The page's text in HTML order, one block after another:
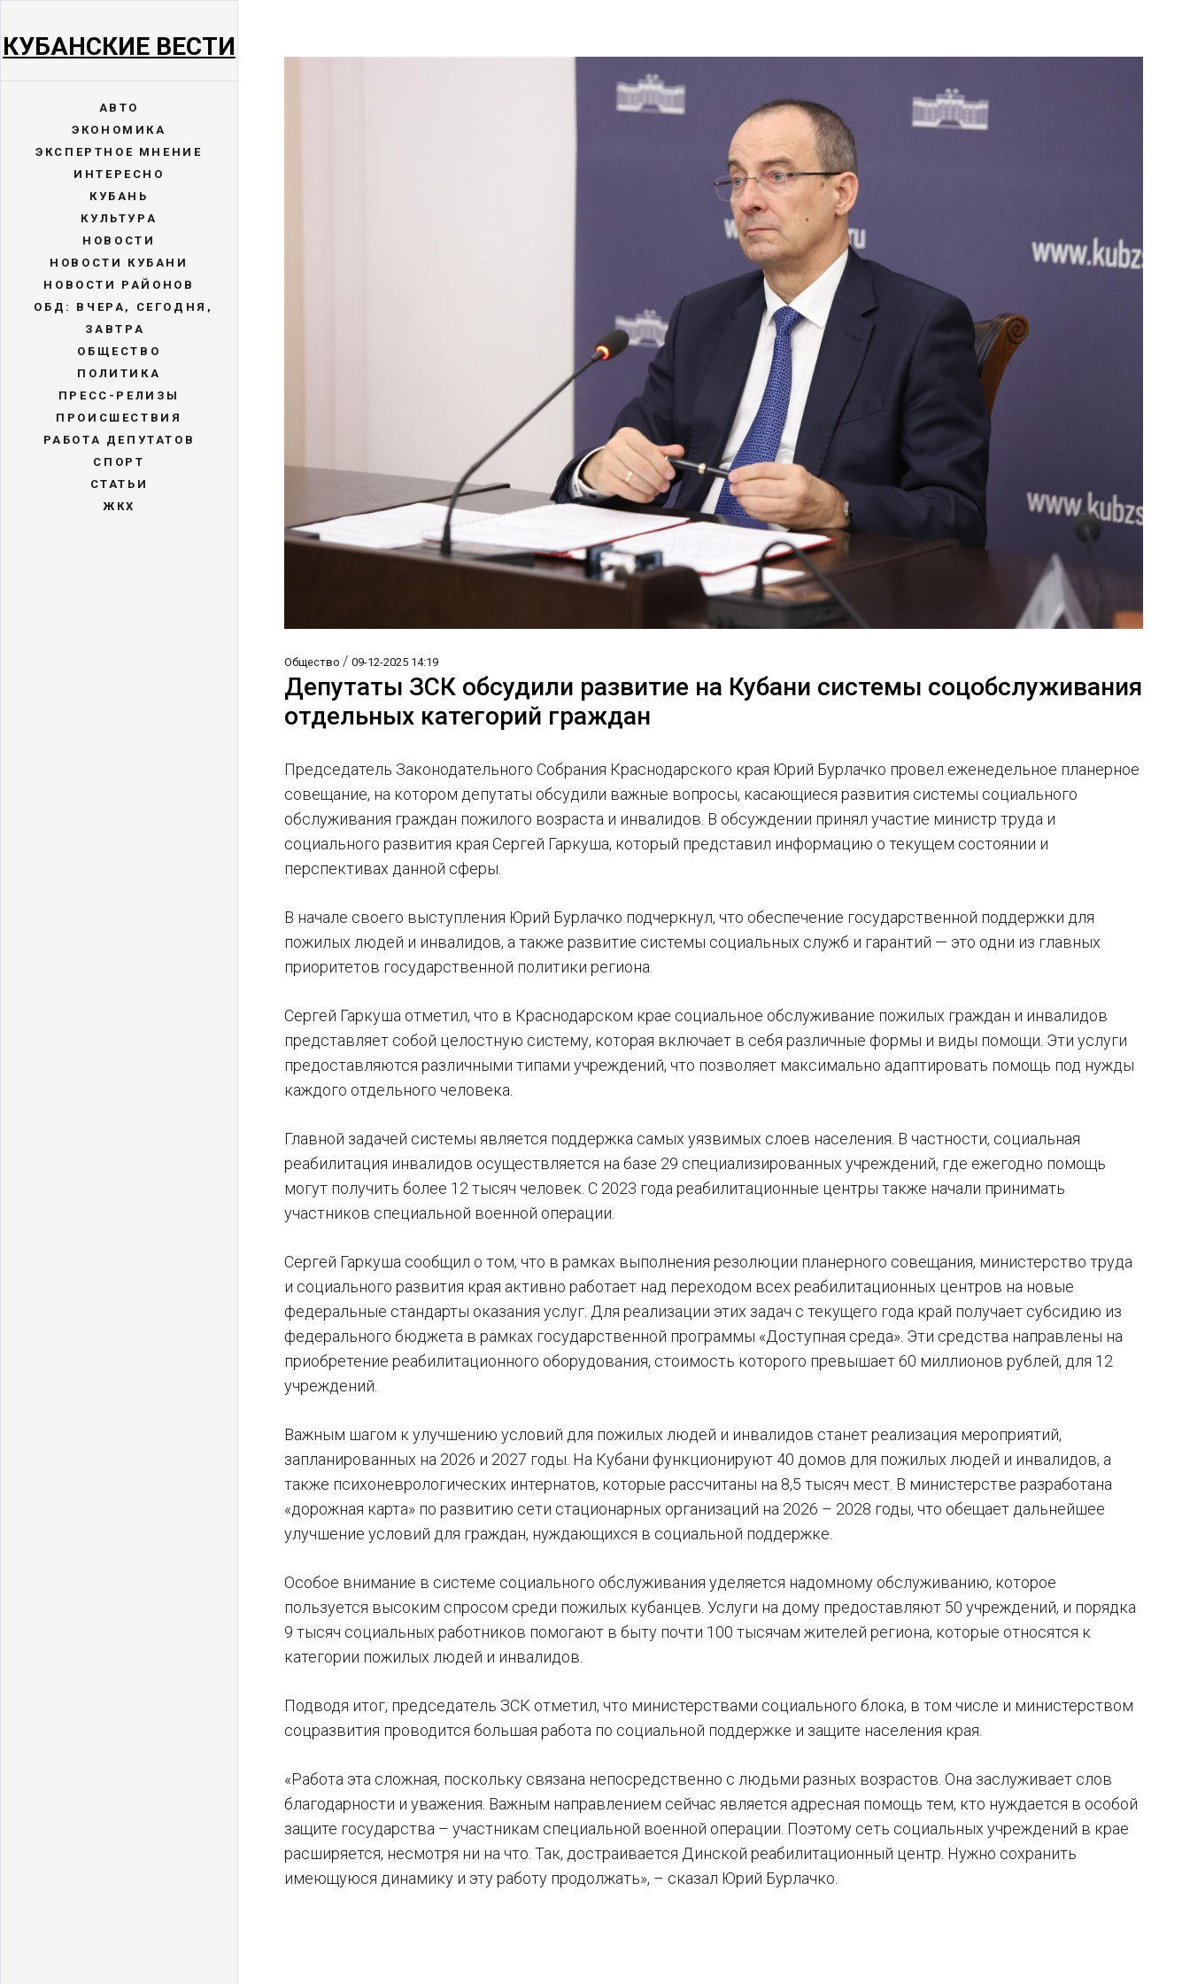
КУБАНСКИЕ ВЕСТИ
АВТО
ЭКОНОМИКА
ЭКСПЕРТНОЕ МНЕНИЕ
ИНТЕРЕСНО
КУБАНЬ
КУЛЬТУРА
НОВОСТИ
НОВОСТИ КУБАНИ
НОВОСТИ РАЙОНОВ
ОБД: ВЧЕРА, СЕГОДНЯ,
ЗАВТРА
ОБЩЕСТВО
ПОЛИТИКА
ПРЕСС-РЕЛИЗЫ
ПРОИСШЕСТВИЯ
РАБОТА ДЕПУТАТОВ
СПОРТ
СТАТЬИ
ЖКХ
Общество/09-12-2025 14:19
Депутаты ЗСК обсудили развитие на Кубани системы соцобслуживания
отдельных категорий граждан
Председатель Законодательного Собрания Краснодарского края Юрий Бурлачко провел еженедельное планерное
совещание, на котором депутаты обсудили важные вопросы, касающиеся развития системы социального
обслуживания граждан пожилого возраста и инвалидов. В обсуждении принял участие министр труда и
социального развития края Сергей Гаркуша, который представил информацию о текущем состоянии и
перспективах данной сферы.
В начале своего выступления Юрий Бурлачко подчеркнул, что обеспечение государственной поддержки для
пожилых людей и инвалидов, а также развитие системы социальных служб и гарантий — это одни из главных
приоритетов государственной политики региона.
Сергей Гаркуша отметил, что в Краснодарском крае социальное обслуживание пожилых граждан и инвалидов
представляет собой целостную систему, которая включает в себя различные формы и виды помощи. Эти услуги
предоставляются различными типами учреждений, что позволяет максимально адаптировать помощь под нужды
каждого отдельного человека.
Главной задачей системы является поддержка самых уязвимых слоев населения. В частности, социальная
реабилитация инвалидов осуществляется на базе 29 специализированных учреждений, где ежегодно помощь
могут получить более 12 тысяч человек. С 2023 года реабилитационные центры также начали принимать
участников специальной военной операции.
Сергей Гаркуша сообщил о том, что в рамках выполнения резолюции планерного совещания, министерство труда
и социального развития края активно работает над переходом всех реабилитационных центров на новые
федеральные стандарты оказания услуг. Для реализации этих задач с текущего года край получает субсидию из
федерального бюджета в рамках государственной программы «Доступная среда». Эти средства направлены на
приобретение реабилитационного оборудования, стоимость которого превышает 60 миллионов рублей, для 12
учреждений.
Важным шагом к улучшению условий для пожилых людей и инвалидов станет реализация мероприятий,
запланированных на 2026 и 2027 годы. На Кубани функционируют 40 домов для пожилых людей и инвалидов, а
также психоневрологических интернатов, которые рассчитаны на 8,5 тысяч мест. В министерстве разработана
«дорожная карта» по развитию сети стационарных организаций на 2026 – 2028 годы, что обещает дальнейшее
улучшение условий для граждан, нуждающихся в социальной поддержке.
Особое внимание в системе социального обслуживания уделяется надомному обслуживанию, которое
пользуется высоким спросом среди пожилых кубанцев. Услуги на дому предоставляют 50 учреждений, и порядка
9 тысяч социальных работников помогают в быту почти 100 тысячам жителей региона, которые относятся к
категории пожилых людей и инвалидов.
Подводя итог, председатель ЗСК отметил, что министерствами социального блока, в том числе и министерством
соцразвития проводится большая работа по социальной поддержке и защите населения края.
«Работа эта сложная, поскольку связана непосредственно с людьми разных возрастов. Она заслуживает слов
благодарности и уважения. Важным направлением сейчас является адресная помощь тем, кто нуждается в особой
защите государства – участникам специальной военной операции. Поэтому сеть социальных учреждений в крае
расширяется, несмотря ни на что. Так, достраивается Динской реабилитационный центр. Нужно сохранить
имеющуюся динамику и эту работу продолжать», – сказал Юрий Бурлачко.